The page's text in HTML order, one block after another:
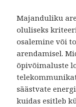
Majanduliku
oluliseks
osalemine või
arendamisel.
õpivõimaluste
säästvate
kuidas esitleb